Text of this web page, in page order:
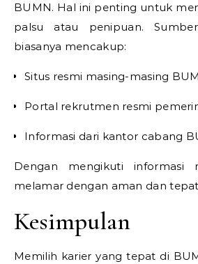
BUMN. Hal ini penting untuk
palsu atau penipuan.
biasanya mencakup:
Situs resmi masing-masing
Portal rekrutmen resmi
Informasi dari kantor cabang
Dengan mengikuti informasi
melamar dengan aman dan
Kesimpulan
Memilih karier yang tepat di